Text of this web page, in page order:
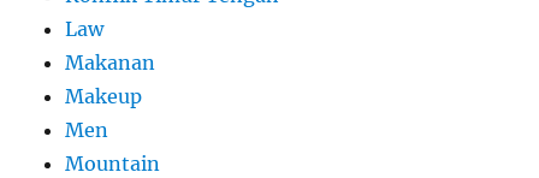
Law
Makanan
Makeup
Men
Mountain